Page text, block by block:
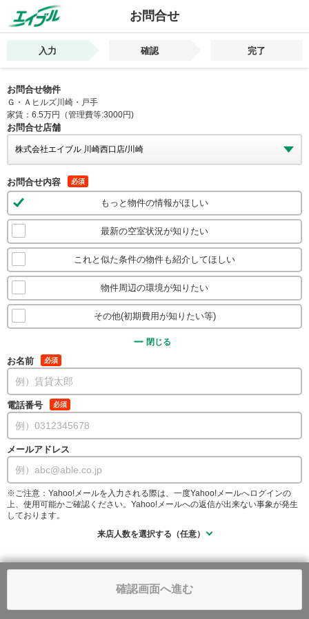
お問合せ
入力 確認 完了
お問合せ物件
Ｇ・Ａヒルズ川崎・戸手
家賃：6.5万円（管理費等:3000円)
お問合せ店舗
お問合せ内容 必須
もっと物件の情報がほしい
最新の空室状況が知りたい
これと似た条件の物件も紹介してほしい
物件周辺の環境が知りたい
その他(初期費用が知りたい等)
閉じる
お名前 必須
電話番号 必須
メールアドレス
※ご注意：Yahoo!メールを入力される際は、一度Yahoo!メールへログインの
上、使用可能かご確認ください。Yahoo!メールへの返信が出来ない事象が発生
しております。
来店人数を選択する（任意）
確認画面へ進む